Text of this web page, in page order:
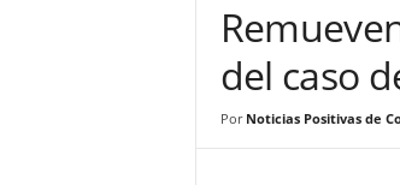
i
del caso
Por Noticias Positivas de